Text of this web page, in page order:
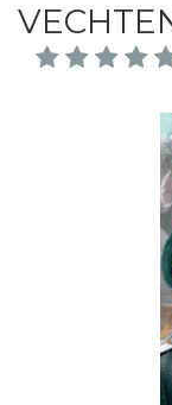
Schrijf